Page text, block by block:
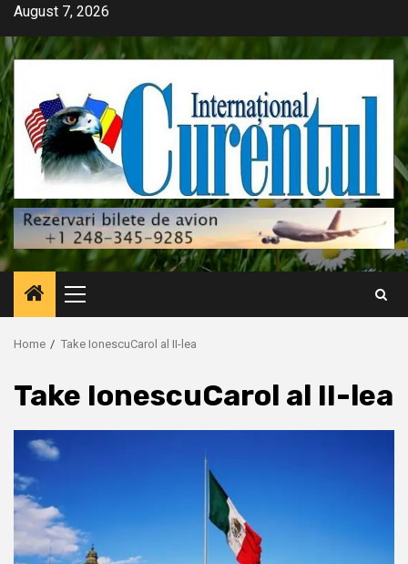
Skip
content
August 7, 2026
Primary
Menu
Home Take IonescuCarol al II-lea
Take IonescuCarol al II-lea